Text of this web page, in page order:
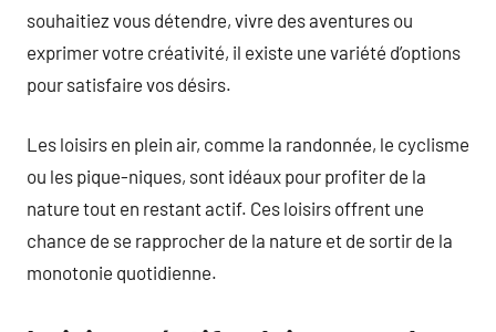
souhaitiez vous détendre, vivre des aventures ou
exprimer votre créativité, il existe une variété d’options
pour satisfaire vos désirs.
Les loisirs en plein air, comme la randonnée, le cyclisme
ou les pique-niques, sont idéaux pour profiter de la
nature tout en restant actif. Ces loisirs offrent une
chance de se rapprocher de la nature et de sortir de la
monotonie quotidienne.